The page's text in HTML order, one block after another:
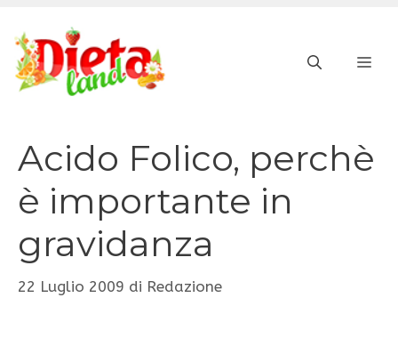
contenuto
Acido Folico, perchè
è importante in
gravidanza
22 Luglio 2009 di Redazione